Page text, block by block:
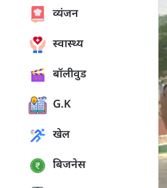
व्यंजन
स्वास्थ्य
बॉलीवुड
G.K
खेल
बिजनेस